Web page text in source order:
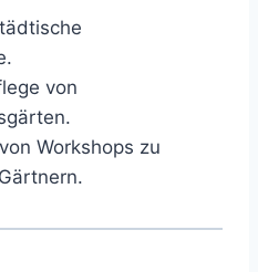
von
Workshops zu